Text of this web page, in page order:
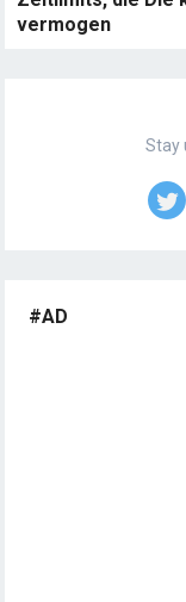
vermogen
Stay
#AD